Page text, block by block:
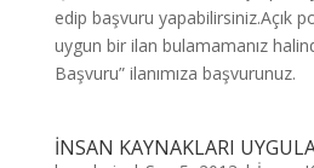
edip başvuru yapabilirsiniz.Açık
uygun bir ilan bulamamanız
Başvuru” ilanımıza başvurunuz.
İNSAN KAYNAKLARI